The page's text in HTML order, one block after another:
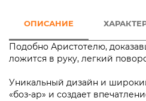
ОПИСАНИЕ
Подобно Аристотелю,
ложится в руку, легкий
Уникальный дизайн и
«боз-ар» и создает